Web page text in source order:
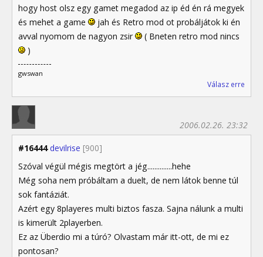
hogy host olsz egy gamet megadod az ip éd én rá megyek
és mehet a game
jah és Retro mod ot probáljátok ki én
avval nyomom de nagyon zsir
( Bneten retro mod nincs
)
gwswan
Válasz erre
#16444 devilrise [900]
2006.02.26. 23:32
Szóval végül mégis megtört a jég..............hehe
Még soha nem próbáltam a duelt, de nem látok benne túl
sok fantáziát.
Azért egy 8playeres multi biztos fasza. Sajna nálunk a multi
is kimerült 2playerben.
Ez az Überdio mi a túró? Olvastam már itt-ott, de mi ez
pontosan?